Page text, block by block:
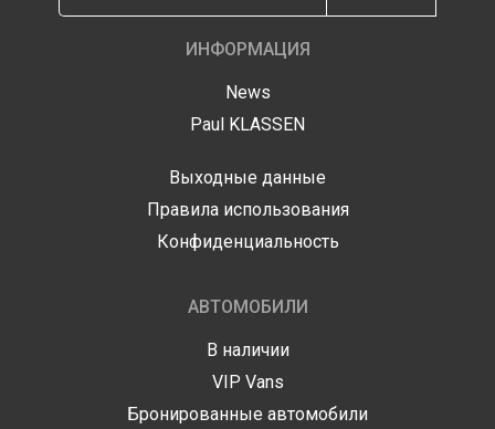
ИНФОРМАЦИЯ
News
Paul KLASSEN
Выходные данные
Правила использования
Конфиденциальность
АВТОМОБИЛИ
В наличии
VIP Vans
Бронированные автомобили